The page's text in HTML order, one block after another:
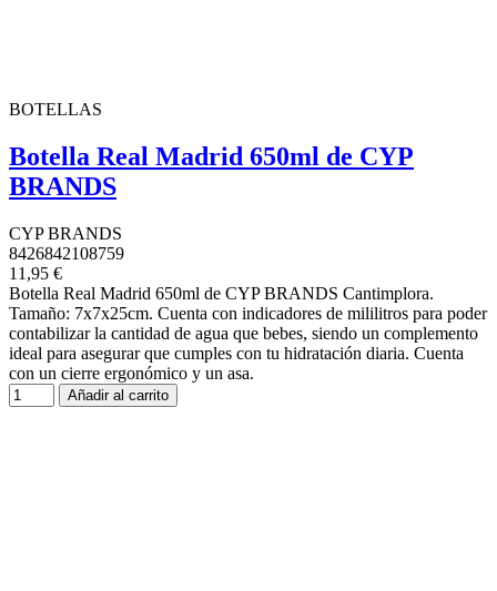
BOTELLAS
Botella Real Madrid 650ml de CYP
BRANDS
CYP BRANDS
8426842108759
11,95 €
Botella Real Madrid 650ml de CYP BRANDS Cantimplora.
Tamaño: 7x7x25cm. Cuenta con indicadores de mililitros para poder
contabilizar la cantidad de agua que bebes, siendo un complemento
ideal para asegurar que cumples con tu hidratación diaria. Cuenta
con un cierre ergonómico y un asa.
Añadir al carrito